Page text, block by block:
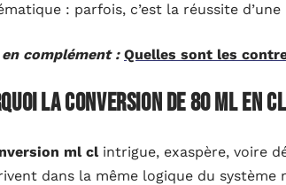
: parfois, c’est la réussite
complément : Quelles sont les
la conversion de 80 ml en
ml clintrigue, exaspère, voire
dans la même logique du